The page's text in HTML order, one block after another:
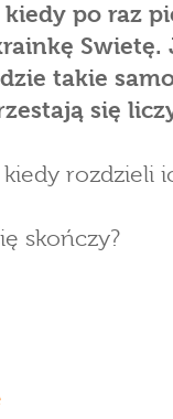
po raz
Swietę.
takie
się
rozdzieli
skończy?